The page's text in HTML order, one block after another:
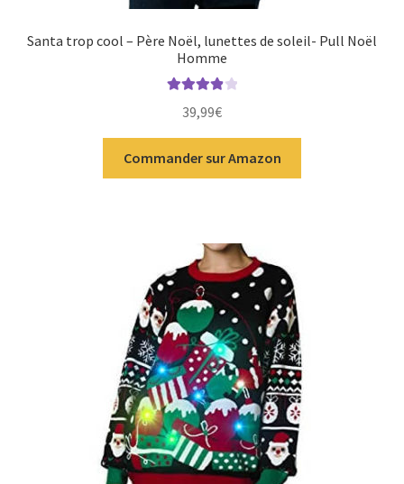
Santa trop cool – Père Noël, lunettes de soleil- Pull Noël
Homme
sur 5
39,99€
Commander sur Amazon